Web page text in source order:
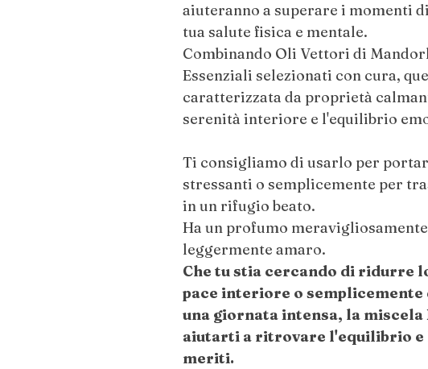
aiuteranno a superare i momenti
tua salute fisica e mentale.
Combinando Oli Vettori di
Essenziali selezionati con cura,
caratterizzata da proprietà
serenità interiore e l'equilibrio
Ti consigliamo di usarlo per
stressanti o semplicemente per
in un rifugio beato.
Ha un profumo
leggermente amaro.
Che tu stia cercando di ridurre
pace interiore o
una giornata intensa, la miscela
aiutarti a ritrovare l'equilibrio e
meriti.